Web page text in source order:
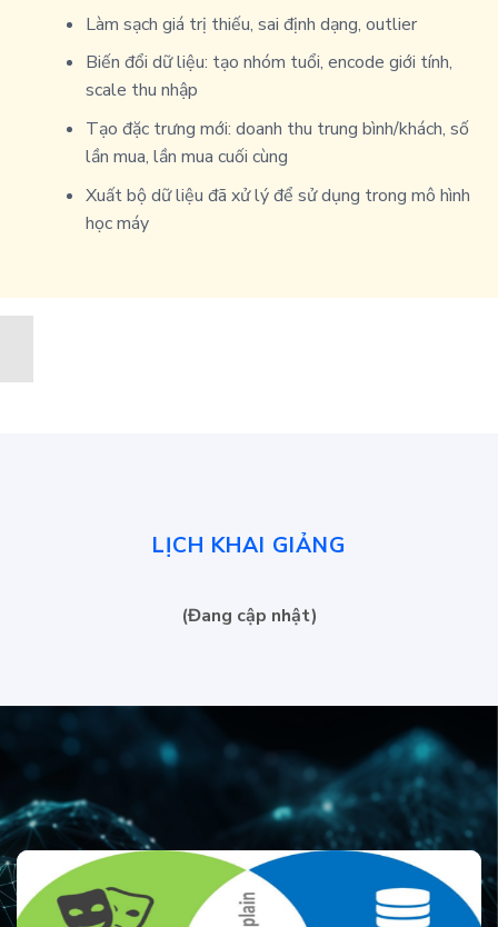
Làm sạch giá trị thiếu, sai định dạng, outlier
Biến đổi dữ liệu: tạo nhóm tuổi, encode giới tính,
scale thu nhập
Tạo đặc trưng mới: doanh thu trung bình/khách, số
lần mua, lần mua cuối cùng
Xuất bộ dữ liệu đã xử lý để sử dụng trong mô hình
học máy
LỊCH KHAI GIẢNG
(Đang cập nhật)